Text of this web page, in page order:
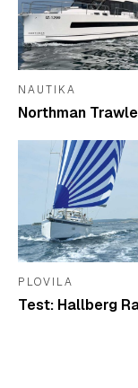
NAUTIKA
Northman
PLOVILA
Test: Hallberg